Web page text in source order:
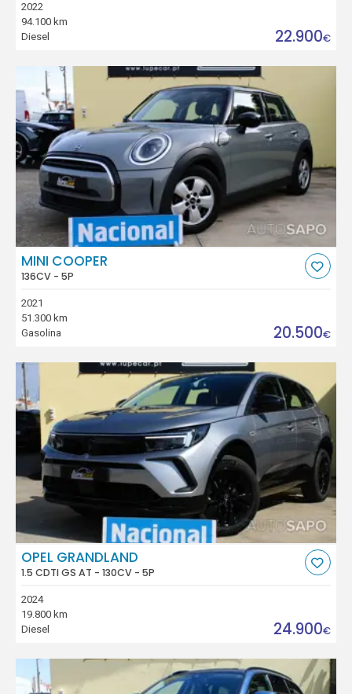
2022
94.100 km
Diesel
22.900€
MINI COOPER
136CV - 5P
2021
51.300 km
Gasolina
20.500€
OPEL GRANDLAND
1.5 CDTI GS AT - 130CV - 5P
2024
19.800 km
Diesel
24.900€